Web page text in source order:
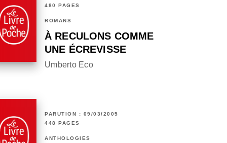
480 PAGES
ROMANS
À RECULONS COMME
UNE ÉCREVISSE
Umberto Eco
PARUTION : 09/03/2005
448 PAGES
ANTHOLOGIES